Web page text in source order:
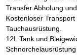
Transfer Abholung
Kostenloser
Tauchausrüstung.
12L Tank und
Schnorchelausrüstung